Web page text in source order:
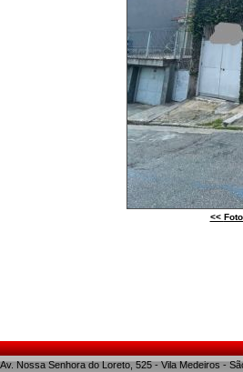
<<
Av. Nossa Senhora do Loreto, 525 - Vila Medeiros -